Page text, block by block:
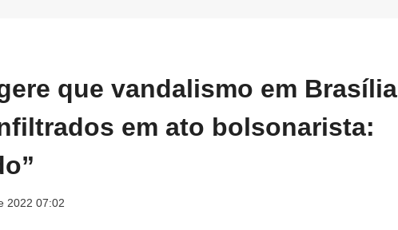
que vandalismo em Brasília
em ato bolsonarista:
2022 07:02